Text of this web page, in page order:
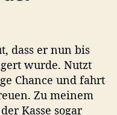
dass er nun bis
wurde. Nutzt
Chance und fahrt
Zu meinem
Kasse sogar